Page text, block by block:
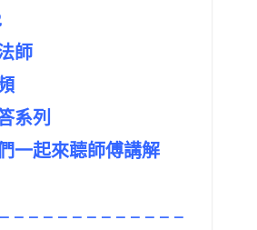
師
系列
一起來聼師傅講解
– – – – – – – – – – – –